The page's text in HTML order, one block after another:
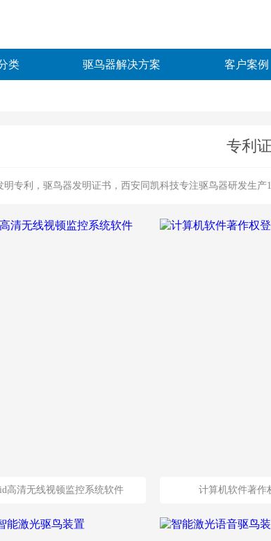
类 驱鸟器解决方案 客户案例
专利
明专利，驱鸟器发明证书，西安同凯科技专注驱鸟器研发生产
高清无线视顿监控系统软件 计算机软件著作